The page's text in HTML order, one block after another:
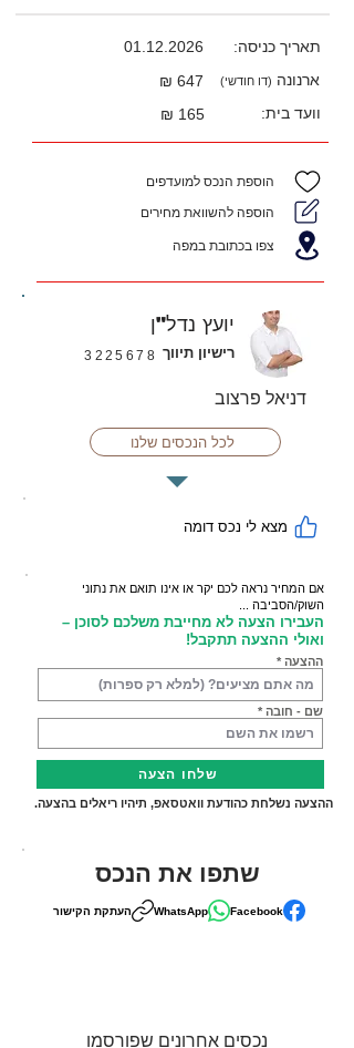
01.12.2026
תאריך כניסה:
647 ₪
ארנונה (דו חודשי)
165 ₪ וועד בית:
הוספת הנכס למועדפים
הוספה להשוואת מחירים
צפו בכתובת במפה
יועץ נדל"ן
3225678 רישיון תיווך
דניאל פרצוב
לכל הנכסים שלנו
מצא לי נכס דומה
אם המחיר נראה לכם יקר או אינו תואם את נתוני
השוק/הסביבה ...
העבירו הצעה לא מחייבת משלכם לסוכן –
ואולי ההצעה תתקבל!
ההצעה
שם - חובה
שלחו הצעה
ההצעה נשלחת כהודעת וואטסאפ, תיהיו ריאלים בהצעה.
שתפו את הנכס
Facebook
WhatsApp העתקת הקישור
נכסים אחרונים שפורסמו